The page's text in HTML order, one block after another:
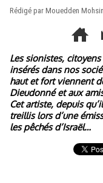
Rédigé par Mouedden
Les sionistes,
insérés dans nos
haut et fort viennent
Dieudonné et aux
Cet artiste, depuis
treillis lors d’une
les pêchés d’Israël…